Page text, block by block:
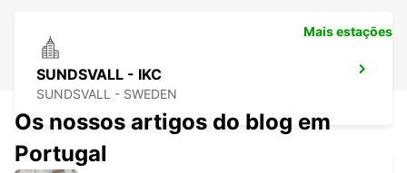
SUNDSVALL - IKC
SUNDSVALL - SWEDEN
Mais estações
Os nossos artigos do blog em
Portugal